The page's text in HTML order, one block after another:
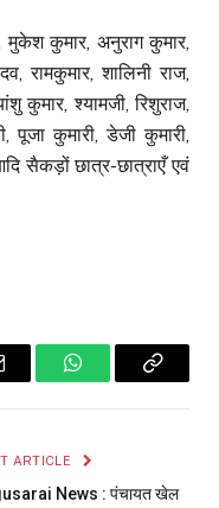
मुकेश कुमार, अनुराग कुमार,
रामकुमार, शालिनी राज,
कुमार, श्यामजी, रिशुराज,
पूजा कुमारी, डेजी कुमारी,
सैकड़ों छात्र-छात्राएँ एवं
WhatsAppCopy
ARTICLE
News : पंचायत खेल